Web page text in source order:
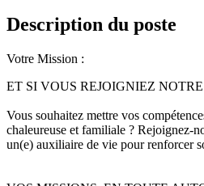
Description du poste
Votre Mission :
ET SI VOUS REJOIGNIEZ
Vous souhaitez mettre vos
chaleureuse et familiale ? Rejoignez-
un(e) auxiliaire de vie pour renforcer